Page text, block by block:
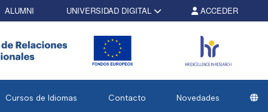
ALUMNI UNIVERSIDAD DIGITAL ACCEDER
Cursos de Idiomas Contacto Novedades